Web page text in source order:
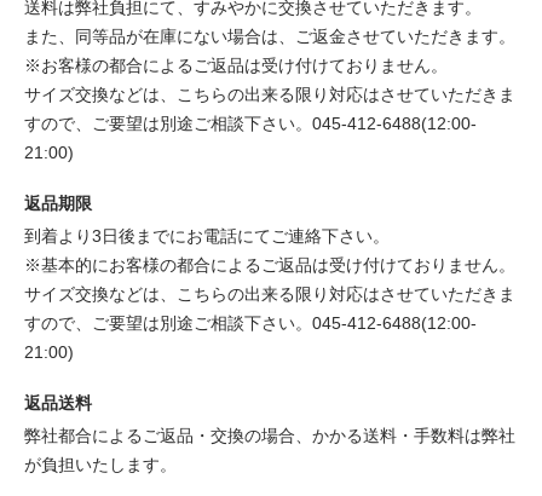
送料は弊社負担にて、すみやかに交換させていただきます。
また、同等品が在庫にない場合は、ご返金させていただきます。
※お客様の都合によるご返品は受け付けておりません。
サイズ交換などは、こちらの出来る限り対応はさせていただきま
すので、ご要望は別途ご相談下さい。045-412-6488(12:00-
21:00)
返品期限
到着より3日後までにお電話にてご連絡下さい。
※基本的にお客様の都合によるご返品は受け付けておりません。
サイズ交換などは、こちらの出来る限り対応はさせていただきま
すので、ご要望は別途ご相談下さい。045-412-6488(12:00-
21:00)
返品送料
弊社都合によるご返品・交換の場合、かかる送料・手数料は弊社
が負担いたします。